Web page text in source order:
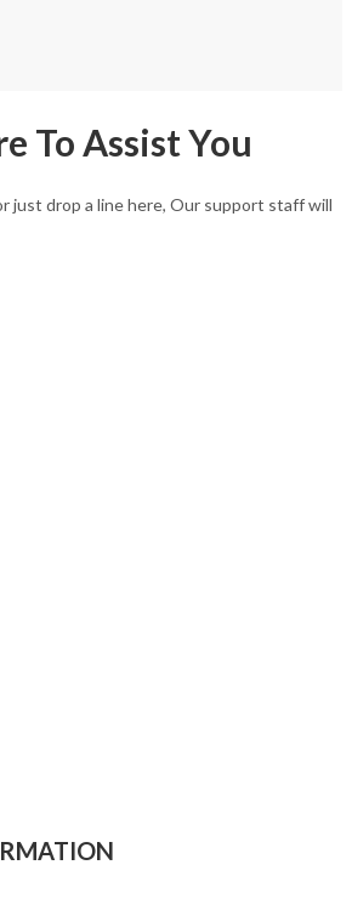
To Assist You
just drop a line here, Our support staff will